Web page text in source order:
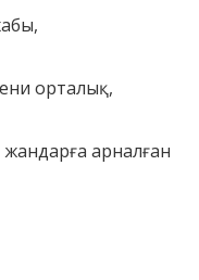
орталық,
арналған